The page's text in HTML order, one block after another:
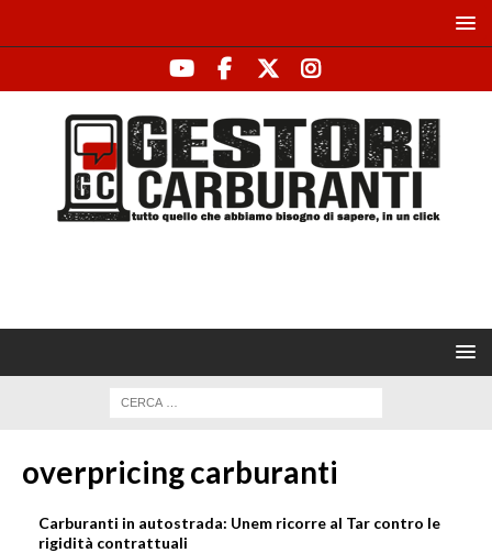
overpricing carburanti
Carburanti in autostrada: Unem ricorre al Tar contro le
rigidità contrattuali